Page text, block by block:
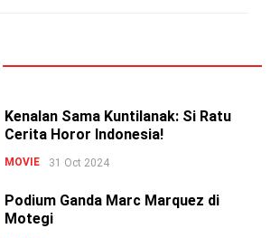
Kenalan Sama Kuntilanak: Si Ratu
Cerita Horor Indonesia!
MOVIE 31 Oct 2024
Podium Ganda Marc Marquez di
Motegi